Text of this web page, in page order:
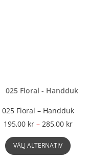
025 Floral – Handduk
195,00 kr – 285,00 krPrisintervall:
VÄLJ ALTERNATIV
här